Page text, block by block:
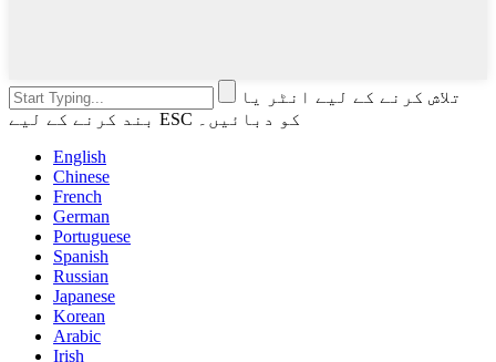
تلاش کرنے کے لیے انٹر یا
بند کرنے کے لیے ESC کو دبائیں۔
English
Chinese
French
German
Portuguese
Spanish
Russian
Japanese
Korean
Arabic
Irish